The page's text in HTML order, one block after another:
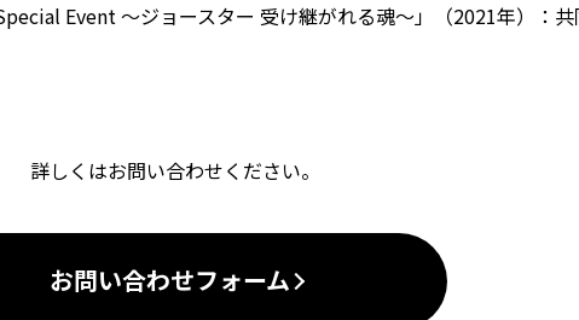
Event ～ジョースター 受け継がれる魂～」（2021年）：
詳しくはお問い合わせください。
お問い合わせフォーム